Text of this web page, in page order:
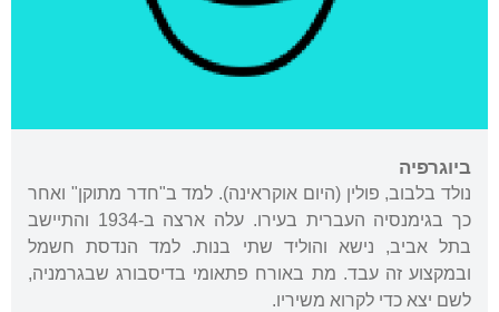
ביוגרפיה
נולד בלבוב, פולין (היום אוקראינה). למד ב"חדר מתוקן" ואחר
כך בגימנסיה העברית בעירו. עלה ארצה ב-1934 והתיישב
בתל אביב, נישא והוליד שתי בנות. למד הנדסת חשמל
ובמקצוע זה עבד. מת באורח פתאומי בדיסבורג שבגרמניה,
לשם יצא כדי לקרוא משיריו.